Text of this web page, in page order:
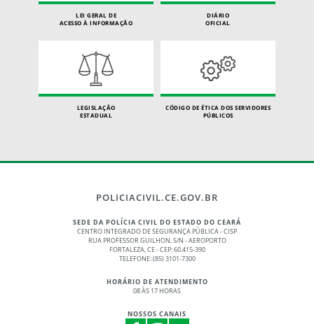
LEI GERAL DE
ACESSO À INFORMAÇÃO
DIÁRIO
OFICIAL
LEGISLAÇÃO
ESTADUAL
CÓDIGO DE ÉTICA DOS SERVIDORES
PÚBLICOS
POLICIACIVIL.CE.GOV.BR
SEDE DA POLÍCIA CIVIL DO ESTADO DO CEARÁ
CENTRO INTEGRADO DE SEGURANÇA PÚBLICA - CISP
RUA PROFESSOR GUILHON, S/N - AEROPORTO
FORTALEZA, CE - CEP: 60.415-390
TELEFONE: (85) 3101-7300
HORÁRIO DE ATENDIMENTO
08 ÀS 17 HORAS
NOSSOS CANAIS